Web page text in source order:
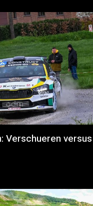
Verschueren